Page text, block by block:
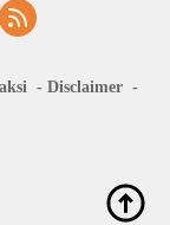
Disclaimer